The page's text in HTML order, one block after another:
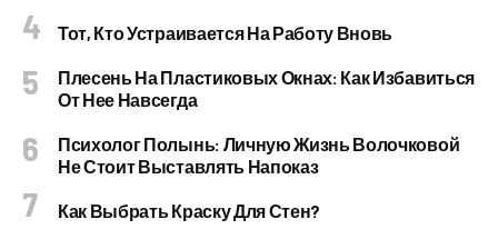
Тот, Кто Устраивается На Работу Вновь
Плесень На Пластиковых Окнах: Как Избавиться
От Нее Навсегда
Психолог Полынь: Личную Жизнь Волочковой
Не Стоит Выставлять Напоказ
Как Выбрать Краску Для Стен?